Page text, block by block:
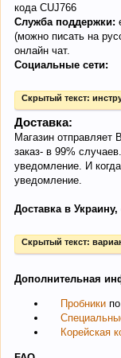
кода CUJ766
Служба поддержки:
(можно писать на
онлайн чат.
Социальные сети:
Скрытый текст:
Доставка:
Магазин отправляет
заказ- в 99%
уведомление. И
уведомление.
Доставка в
Скрытый текст:
Дополнительная
Пробники
Корейская